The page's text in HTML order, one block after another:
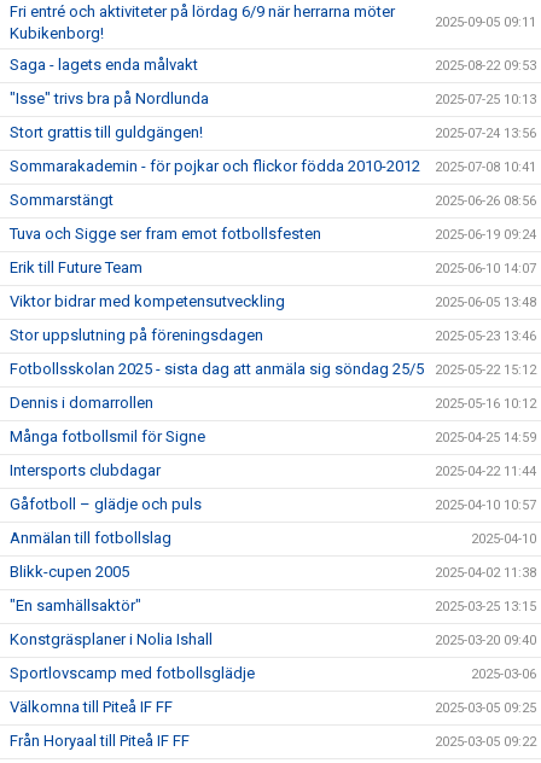
Fri entré och aktiviteter på lördag 6/9 när herrarna möter
Kubikenborg!
2025-09-05 09:11
Saga - lagets enda målvakt 2025-08-22 09:53
"Isse" trivs bra på Nordlunda 2025-07-25 10:13
Stort grattis till guldgängen! 2025-07-24 13:56
Sommarakademin - för pojkar och flickor födda 2010-2012 2025-07-08 10:41
Sommarstängt 2025-06-26 08:56
Tuva och Sigge ser fram emot fotbollsfesten 2025-06-19 09:24
Erik till Future Team 2025-06-10 14:07
Viktor bidrar med kompetensutveckling 2025-06-05 13:48
Stor uppslutning på föreningsdagen 2025-05-23 13:46
Fotbollsskolan 2025 - sista dag att anmäla sig söndag 25/5 2025-05-22 15:12
Dennis i domarrollen 2025-05-16 10:12
Många fotbollsmil för Signe 2025-04-25 14:59
Intersports clubdagar 2025-04-22 11:44
Gåfotboll – glädje och puls 2025-04-10 10:57
Anmälan till fotbollslag 2025-04-10
Blikk-cupen 2005 2025-04-02 11:38
"En samhällsaktör" 2025-03-25 13:15
Konstgräsplaner i Nolia Ishall 2025-03-20 09:40
Sportlovscamp med fotbollsglädje 2025-03-06
Välkomna till Piteå IF FF 2025-03-05 09:25
Från Horyaal till Piteå IF FF 2025-03-05 09:22